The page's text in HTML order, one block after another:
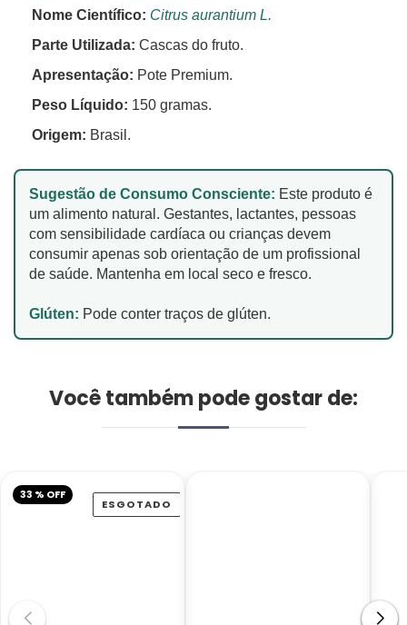
Nome Científico: Citrus aurantium L.
Parte Utilizada: Cascas do fruto.
Apresentação: Pote Premium.
Peso Líquido: 150 gramas.
Origem: Brasil.
Sugestão de Consumo Consciente: Este produto é
um alimento natural. Gestantes, lactantes, pessoas
com sensibilidade cardíaca ou crianças devem
consumir apenas sob orientação de um profissional
de saúde. Mantenha em local seco e fresco.
Glúten: Pode conter traços de glúten.
Você também pode gostar de:
ESGOTADO
33 % OFF